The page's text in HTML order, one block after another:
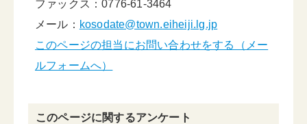
ファックス：0776-61-3464
メール： kosodate@town.eiheiji.lg.jp
このページの担当にお問い合わせをする（メー
ルフォームへ）
このページに関するアンケート